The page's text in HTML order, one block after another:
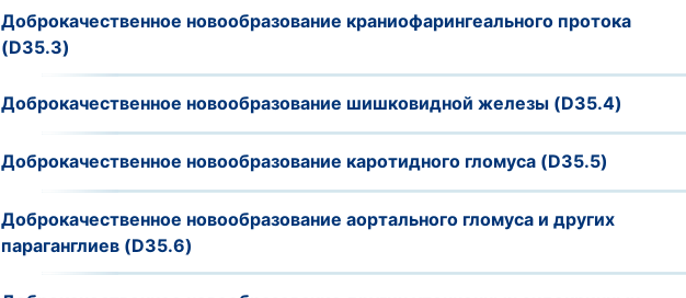
Доброкачественное новообразование краниофарингеального протока
(D35.3)
Доброкачественное новообразование шишковидной железы (D35.4)
Доброкачественное новообразование каротидного гломуса (D35.5)
Доброкачественное новообразование аортального гломуса и других
параганглиев (D35.6)